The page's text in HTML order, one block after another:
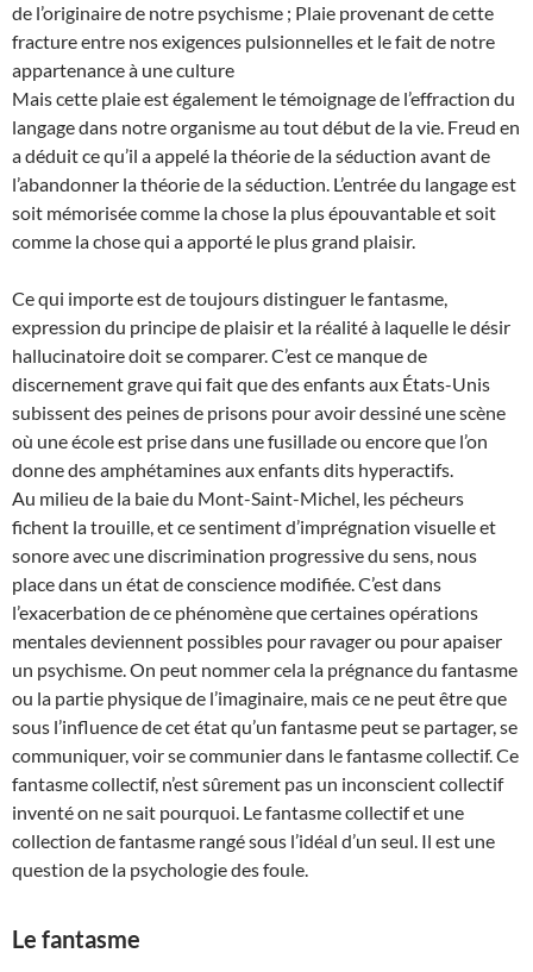
de l’originaire de notre psychisme ; Plaie provenant de cette
fracture entre nos exigences pulsionnelles et le fait de notre
appartenance à une culture
Mais cette plaie est également le témoignage de l’effraction du
langage dans notre organisme au tout début de la vie. Freud en
a déduit ce qu’il a appelé la théorie de la séduction avant de
l’abandonner la théorie de la séduction. L’entrée du langage est
soit mémorisée comme la chose la plus épouvantable et soit
comme la chose qui a apporté le plus grand plaisir.
Ce qui importe est de toujours distinguer le fantasme,
expression du principe de plaisir et la réalité à laquelle le désir
hallucinatoire doit se comparer. C’est ce manque de
discernement grave qui fait que des enfants aux États-Unis
subissent des peines de prisons pour avoir dessiné une scène
où une école est prise dans une fusillade ou encore que l’on
donne des amphétamines aux enfants dits hyperactifs.
Au milieu de la baie du Mont-Saint-Michel, les pécheurs
fichent la trouille, et ce sentiment d’imprégnation visuelle et
sonore avec une discrimination progressive du sens, nous
place dans un état de conscience modifiée. C’est dans
l’exacerbation de ce phénomène que certaines opérations
mentales deviennent possibles pour ravager ou pour apaiser
un psychisme. On peut nommer cela la prégnance du fantasme
ou la partie physique de l’imaginaire, mais ce ne peut être que
sous l’influence de cet état qu’un fantasme peut se partager, se
communiquer, voir se communier dans le fantasme collectif. Ce
fantasme collectif, n’est sûrement pas un inconscient collectif
inventé on ne sait pourquoi. Le fantasme collectif et une
collection de fantasme rangé sous l’idéal d’un seul. Il est une
question de la psychologie des foule.
Le fantasme